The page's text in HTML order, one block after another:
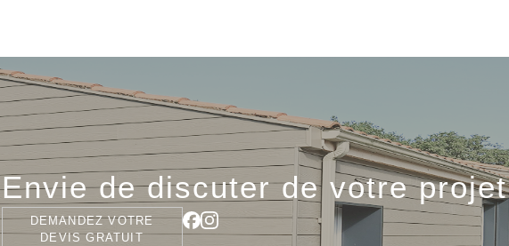
Envie de discuter de votre
DEMANDEZ VOTRE
DEVIS GRATUIT